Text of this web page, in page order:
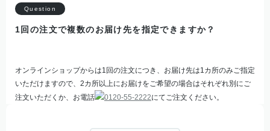
1回の注文で複数のお届け先を指定できますか？
オンラインショップからは1回の注文につき、お届け先は1カ所のみご指定
いただけますので、2カ所以上にお届けをご希望の場合はそれぞれ別にご
注文いただくか、お電話
0120-55-2222にてご注文ください。